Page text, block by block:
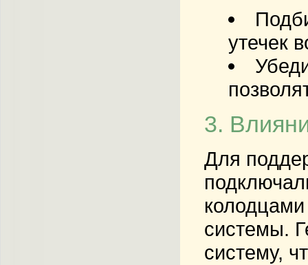
утечек
3.
Для
системы.
систему,